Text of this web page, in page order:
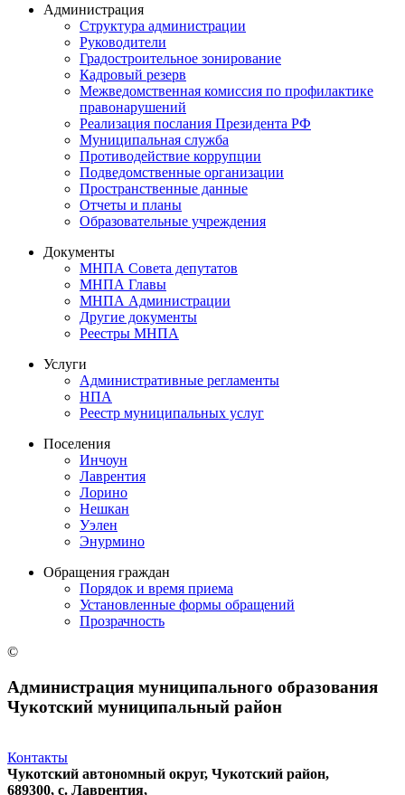
Администрация
Структура администрации
Руководители
Градостроительное зонирование
Кадровый резерв
Межведомственная комиссия по профилактике
правонарушений
Реализация послания Президента РФ
Муниципальная служба
Противодействие коррупции
Подведомственные организации
Пространственные данные
Отчеты и планы
Образовательные учреждения
Документы
МНПА Совета депутатов
МНПА Главы
МНПА Администрации
Другие документы
Реестры МНПА
Услуги
Административные регламенты
НПА
Реестр муниципальных услуг
Поселения
Инчоун
Лаврентия
Лорино
Нешкан
Уэлен
Энурмино
Обращения граждан
Порядок и время приема
Установленные формы обращений
Прозрачность
©
Администрация муниципального образования
Чукотский муниципальный район
Контакты
Чукотский автономный округ, Чукотский район,
689300, с. Лаврентия,